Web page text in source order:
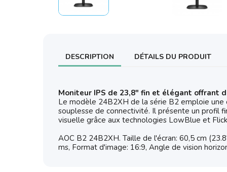
DESCRIPTION DÉTAILS DU PRODUIT
Moniteur IPS de 23,8" fin et élégant offrant
Le modèle 24B2XH de la série B2 emploie
souplesse de connectivité. Il présente un profil
visuelle grâce aux technologies LowBlue et
AOC B2 24B2XH. Taille de l'écran: 60,5 cm
ms, Format d'image: 16:9, Angle de vision